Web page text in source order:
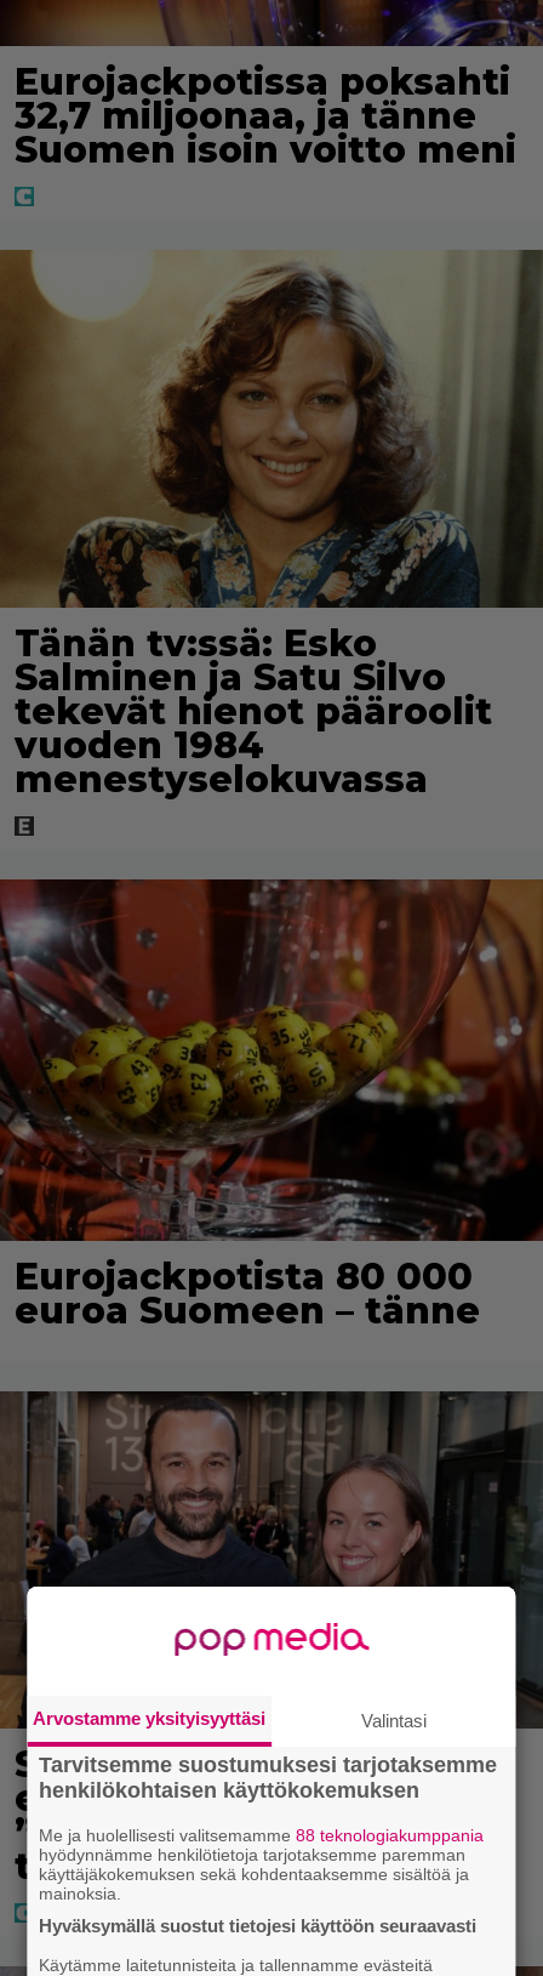
Eurojackpotissa poksahti
32,7 miljoonaa, ja tänne
Suomen isoin voitto meni
Tänän tv:ssä: Esko
Salminen ja Satu Silvo
tekevät hienot pääroolit
vuoden 1984
menestyselokuvassa
Eurojackpotista 80 000
euroa Suomeen – tänne
Sara ja Mikko Parikka
etsivät uutta kotia –
”Seuraavaan kotiin
tämmöinen”
Arvostamme yksityisyyttäsi Valintasi
Tarvitsemme suostumuksesi tarjotaksemme
henkilökohtaisen käyttökokemuksen
Me ja huolellisesti valitsemamme88 teknologiakumppania
hyödynnämme henkilötietoja tarjotaksemme paremman
käyttäjäkokemuksen sekä kohdentaaksemme sisältöä ja
mainoksia.
Hyväksymällä suostut tietojesi käyttöön seuraavasti
Käytämme laitetunnisteita ja tallennamme evästeitä